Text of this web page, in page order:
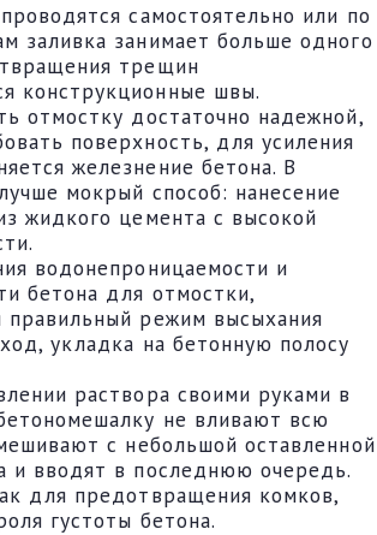
самостоятельно или по
заливка занимает больше одного
трещин
конструкционные швы.
отмостку достаточно надежной,
поверхность, для усиления
железнение бетона. В
мокрый способ: нанесение
жидкого цемента с высокой
водонепроницаемости и
бетона для отмостки,
правильный режим высыхания
укладка на бетонную полосу
раствора своими руками в
не вливают всю
с небольшой оставленной
и вводят в последнюю очередь.
для предотвращения комков,
густоты бетона.